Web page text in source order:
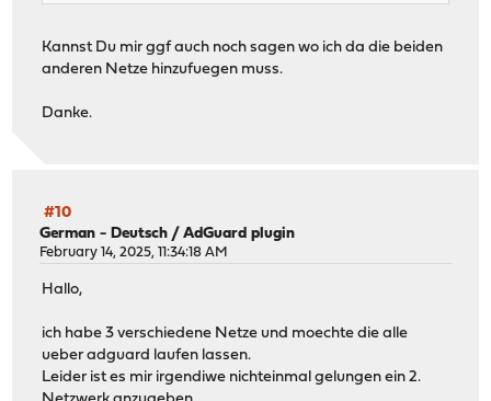
Kannst Du mir ggf auch noch sagen wo ich da die beiden
anderen Netze hinzufuegen muss.
Danke.
#10
German - Deutsch /AdGuard plugin
February 14, 2025, 11:34:18 AM
Hallo,
ich habe 3 verschiedene Netze und moechte die alle
ueber adguard laufen lassen.
Leider ist es mir irgendiwe nichteinmal gelungen ein 2.